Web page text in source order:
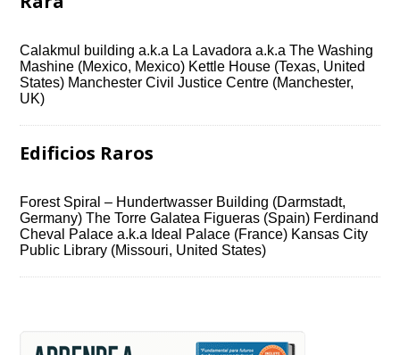
Calakmul building a.k.a La Lavadora a.k.a The Washing
Mashine (Mexico, Mexico) Kettle House (Texas, United
States) Manchester Civil Justice Centre (Manchester,
UK)
Edificios Raros
Forest Spiral – Hundertwasser Building (Darmstadt,
Germany) The Torre Galatea Figueras (Spain) Ferdinand
Cheval Palace a.k.a Ideal Palace (France) Kansas City
Public Library (Missouri, United States)